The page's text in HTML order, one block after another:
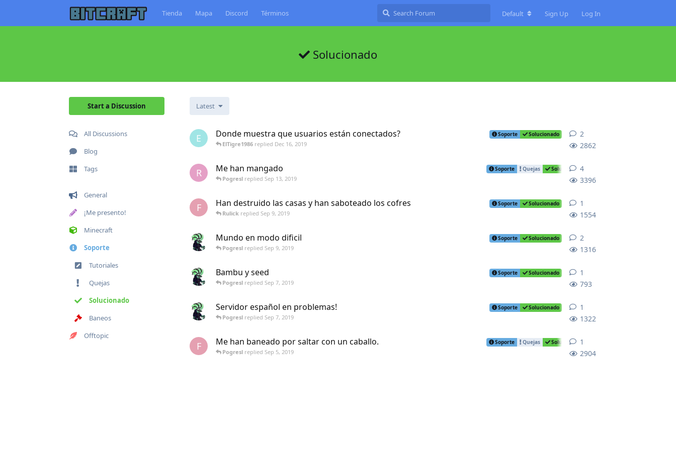
Tienda Mapa Discord Términos Default Sign Up Log In
Solucionado
Start a Discussion
All Discussions
Blog
Tags
General
¡Me presento!
Minecraft
Soporte
Tutoriales
Quejas
Solucionado
Baneos
Offtopic
Latest
E Donde muestra que usuarios están conectados? Soporte Solucionado
ElTigre1986 replied Dec 16, 2019 2862
2
R Me han mangado Soporte Quejas Solucionado
Pogresl replied Sep 13, 2019 3396
4
F Han destruido las casas y han saboteado los cofres Soporte Solucionado
Rulick replied Sep 9, 2019 1554
1
Mundo en modo dificil Soporte Solucionado
Pogresl replied Sep 9, 2019 1316
2
Bambu y seed Soporte Solucionado
Pogresl replied Sep 7, 2019 793
1
Servidor español en problemas! Soporte Solucionado
Pogresl replied Sep 7, 2019 1322
1
F Me han baneado por saltar con un caballo. Soporte Quejas Solucionado
Pogresl replied Sep 5, 2019 2904
1